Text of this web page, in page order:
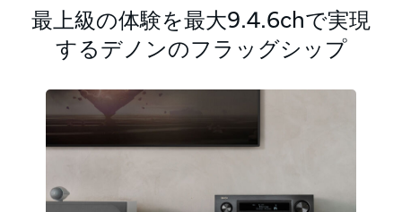
最上級の体験を最大9.4.6chで実現
するデノンのフラッグシップ